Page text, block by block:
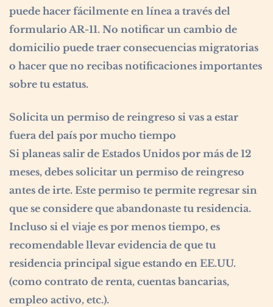
puede hacer fácilmente en línea a través del
formulario AR-11. No notificar un cambio de
domicilio puede traer consecuencias migratorias
o hacer que no recibas notificaciones importantes
sobre tu estatus.
Solicita un permiso de reingreso si vas a estar
fuera del país por mucho tiempo
Si planeas salir de Estados Unidos por más de 12
meses, debes solicitar un permiso de reingreso
antes de irte. Este permiso te permite regresar sin
que se considere que abandonaste tu residencia.
Incluso si el viaje es por menos tiempo, es
recomendable llevar evidencia de que tu
residencia principal sigue estando en EE.UU.
(como contrato de renta, cuentas bancarias,
empleo activo, etc.).